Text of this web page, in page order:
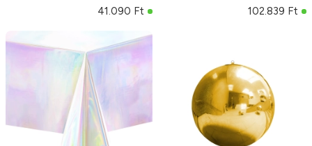
41.090 Ft 102.839 Ft